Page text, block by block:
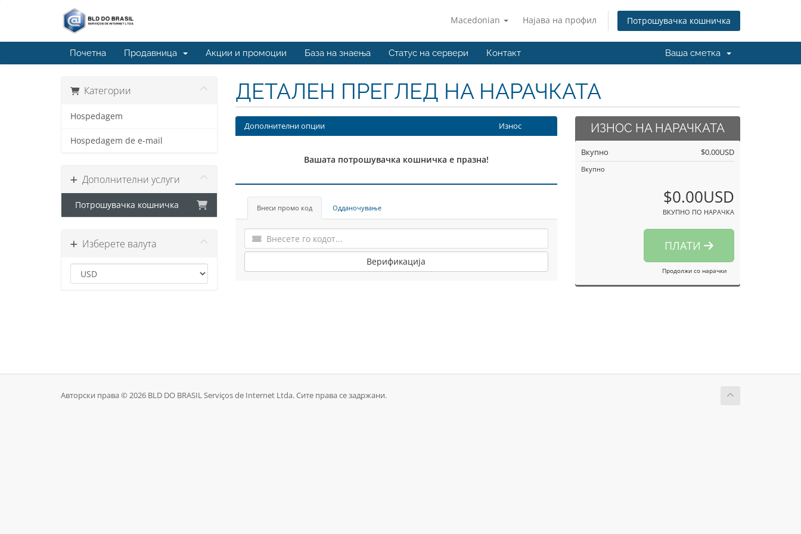
Macedonian Најава на профил Потрошувачка кошничка
Почетна Продавница Акции и промоции База на знаења Статус на сервери Контакт Ваша сметка
Категории
Hospedagem
Hospedagem de e-mail
Дополнителни услуги
Потрошувачка кошничка
Изберете валута
ДЕТАЛЕН ПРЕГЛЕД НА НАРАЧКАТА
Дополнителни опции Износ
Вашата потрошувачка кошничка е празна!
Внеси промо код Одданочување
Верификација
ИЗНОС НА НАРАЧКАТА
Вкупно $0.00USD
Вкупно
$0.00USD
ВКУПНО ПО НАРАЧКА
ПЛАТИ
Продолжи со нарачки
Авторски права © 2026 BLD DO BRASIL Serviços de Internet Ltda. Сите права се задржани.